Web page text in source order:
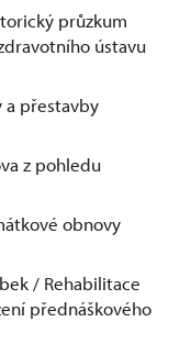
průzkum
ústavu
a přestavby
z pohledu
obnovy
/ Rehabilitace
přednáškového